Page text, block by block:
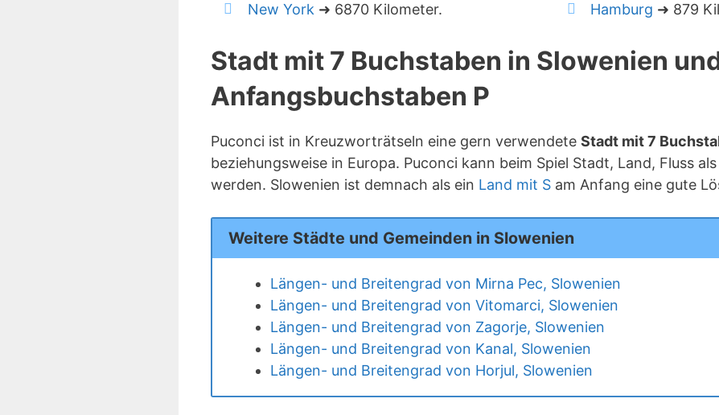
New York ➜ 6870 Kilometer.
Hamburg ➜ 879
Stadt mit 7 Buchstaben in Slowenien
Anfangsbuchstaben P
Puconci ist in Kreuzworträtseln eine gern verwendete Stadt mit 7
beziehungsweise in Europa. Puconci kann beim Spiel Stadt, Land, Fluss als
werden. Slowenien ist demnach als ein Land mit S am Anfang eine gute
Weitere Städte und Gemeinden in Slowenien
Längen- und Breitengrad von Mirna Pec, Slowenien
Längen- und Breitengrad von Vitomarci, Slowenien
Längen- und Breitengrad von Zagorje, Slowenien
Längen- und Breitengrad von Kanal, Slowenien
Längen- und Breitengrad von Horjul, Slowenien